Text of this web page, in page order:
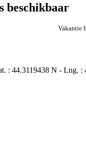
beschikbaar
Vakantie
: 44.3119438 N - Lng. :